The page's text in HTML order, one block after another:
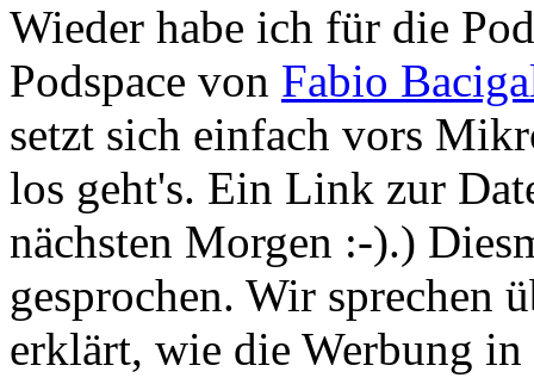
Wieder habe ich für die
Podspace von Fabio
setzt sich einfach vors
los geht's. Ein Link zur
nächsten Morgen :-).)
gesprochen. Wir sprechen
erklärt, wie die Werbung